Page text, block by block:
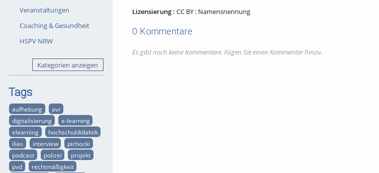
Veranstaltungen
Coaching & Gesundheit
HSPV NRW
Kategorien anzeigen
Tags
aufhebung
avr
digitalisierung
e-learning
elearning
hochschuldidaktik
ilias
interview
pichocki
podcast
polizei
projekt
pvd
rechtmäßigkeit
Lizensierung : CC BY : Namensnennung
0 Kommentare
Es gibt noch keine Kommentare. Fügen Sie einen Kommentar hinzu.